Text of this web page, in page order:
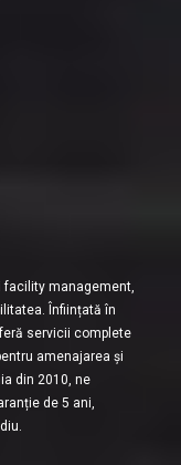
facility management,
Înființată în
servicii complete
amenajarea și
din 2010, ne
de 5 ani,